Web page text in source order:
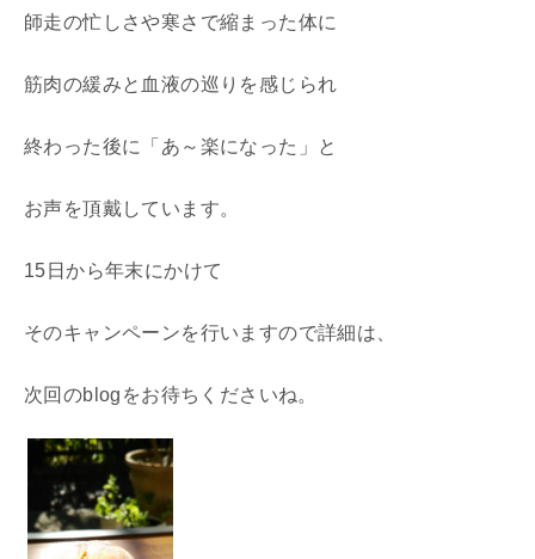
師走の忙しさや寒さで縮まった体に
筋肉の緩みと血液の巡りを感じられ
終わった後に「あ～楽になった」と
お声を頂戴しています。
15日から年末にかけて
そのキャンペーンを行いますので詳細は、
次回のblogをお待ちくださいね。